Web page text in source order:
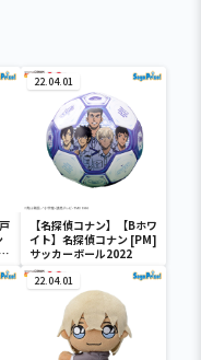
22.04.01
【名探偵コナン】【Bホワ
イト】名探偵コナン [PM]
サッカーボール2022
22.04.01